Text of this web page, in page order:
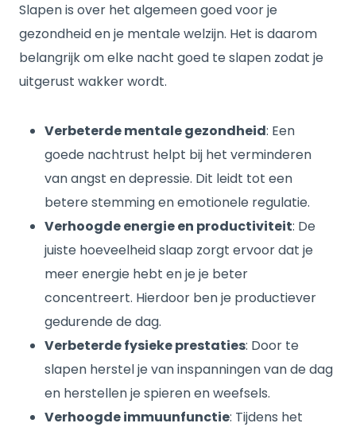
Slapen is over het algemeen goed voor je
gezondheid en je mentale welzijn. Het is daarom
belangrijk om elke nacht goed te slapen zodat je
uitgerust wakker wordt.
Verbeterde mentale gezondheid: Een
goede nachtrust helpt bij het verminderen
van angst en depressie. Dit leidt tot een
betere stemming en emotionele regulatie.
Verhoogde energie en productiviteit: De
juiste hoeveelheid slaap zorgt ervoor dat je
meer energie hebt en je je beter
concentreert. Hierdoor ben je productiever
gedurende de dag.
Verbeterde fysieke prestaties: Door te
slapen herstel je van inspanningen van de dag
en herstellen je spieren en weefsels.
Verhoogde immuunfunctie: Tijdens het